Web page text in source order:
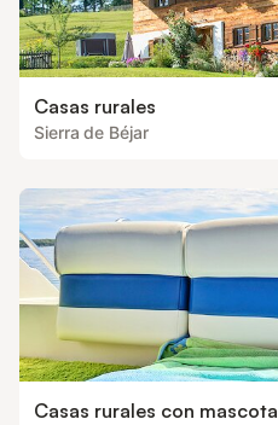
Casas rurales
Sierra de Béjar
Casas rurales con mascota